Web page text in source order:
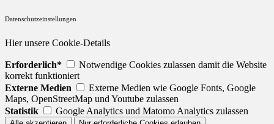
Datenschutzeinstellungen
Hier unsere Cookie-Details
Erforderlich*
Notwendige Cookies zulassen damit die Website
korrekt funktioniert
Externe Medien
Externe Medien wie Google Fonts, Google
Maps, OpenStreetMap und Youtube zulassen
Statistik
Google Analytics und Matomo Analytics zulassen